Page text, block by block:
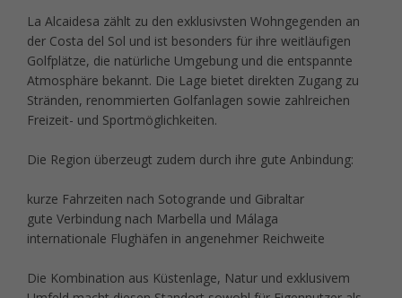
La Alcaidesa zählt zu den exklusivsten Wohngegenden an
der Costa del Sol und ist besonders für ihre weitläufigen
Golfplätze, die natürliche Umgebung und die entspannte
Atmosphäre bekannt. Die Lage bietet direkten Zugang zu
Stränden, renommierten Golfanlagen sowie zahlreichen
Freizeit- und Sportmöglichkeiten.
Die Region überzeugt zudem durch ihre gute Anbindung:
kurze Fahrzeiten nach Sotogrande und Gibraltar
gute Verbindung nach Marbella und Málaga
internationale Flughäfen in angenehmer Reichweite
Die Kombination aus Küstenlage, Natur und exklusivem